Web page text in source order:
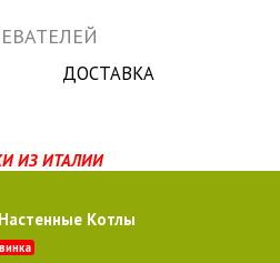
ДОСТАВКА
ИЗ ИТАЛИИ
Котлы